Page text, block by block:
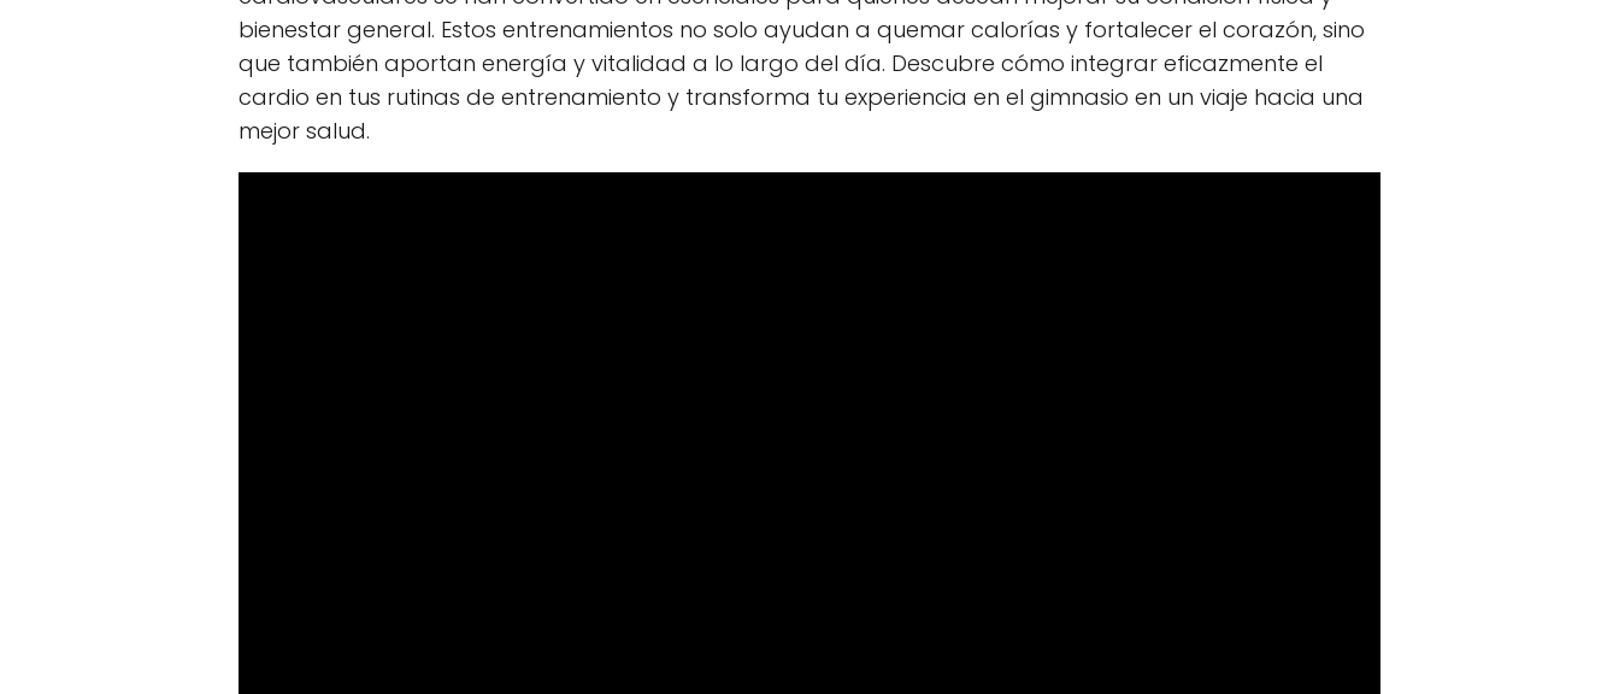
bienestar general. Estos entrenamientos no solo ayudan a quemar calorías y fortalecer el corazón, sino
que también aportan energía y vitalidad a lo largo del día. Descubre cómo integrar eficazmente el
cardio en tus rutinas de entrenamiento y transforma tu experiencia en el gimnasio en un viaje hacia una
mejor salud.